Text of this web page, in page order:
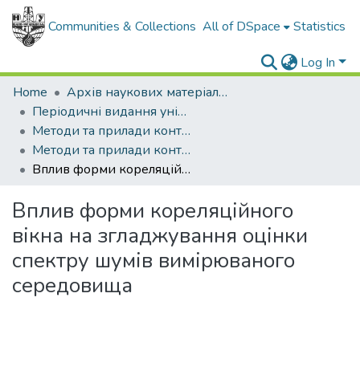
Communities & Collections All of DSpace Statistics
Log In
Home
Архів наукових матеріалів
Періодичні видання університету
Методи та прилади контролю якості
Методи та прилади контролю якості - 2004 - №12
Вплив форми кореляційного вікна на згладжування оцінки спектру шумів вимірюваного середовища
Вплив форми кореляційного
вікна на згладжування оцінки
спектру шумів вимірюваного
середовища